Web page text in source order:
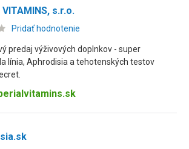
s.r.o.
Pridať hodnotenie
predaj výživových doplnkov - super
línia, Aphrodisia a tehotenských testov